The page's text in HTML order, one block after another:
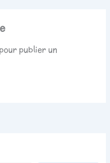
pour publier un